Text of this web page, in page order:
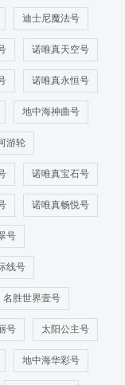
迪士尼魔法号
诺唯真天空号
诺唯真永恒号
地中海神曲号
游轮
诺唯真宝石号
诺唯真畅悦号
号
线号
名胜世界壹号
号 太阳公主号
地中海华彩号